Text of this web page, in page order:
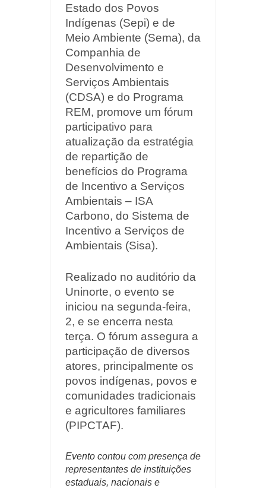
Estado dos Povos
Indígenas (Sepi) e de
Meio Ambiente (Sema), da
Companhia de
Desenvolvimento e
Serviços Ambientais
(CDSA) e do Programa
REM, promove um fórum
participativo para
atualização da estratégia
de repartição de
benefícios do Programa
de Incentivo a Serviços
Ambientais – ISA
Carbono, do Sistema de
Incentivo a Serviços de
Ambientais (Sisa).
Realizado no auditório da
Uninorte, o evento se
iniciou na segunda-feira,
2, e se encerra nesta
terça. O fórum assegura a
participação de diversos
atores, principalmente os
povos indígenas, povos e
comunidades tradicionais
e agricultores familiares
(PIPCTAF).
Evento contou com presença de
representantes de instituições
estaduais, nacionais e